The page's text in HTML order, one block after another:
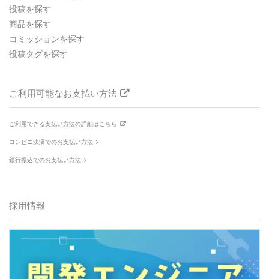
投稿を探す
商品を探す
コミッションを探す
投稿タグを探す
ご利用可能なお支払い方法
ご利用できる支払い方法の詳細はこちら
コンビニ決済でのお支払い方法
銀行振込でのお支払い方法
採用情報